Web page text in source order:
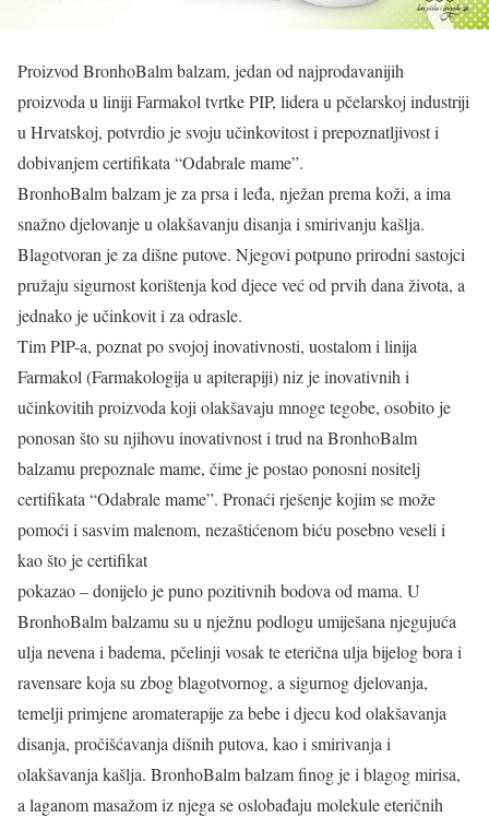
Proizvod BronhoBalm balzam, jedan od najprodavanijih
proizvoda u liniji Farmakol tvrtke PIP, lidera u pčelarskoj industriji
u Hrvatskoj, potvrdio je svoju učinkovitost i prepoznatljivost i
dobivanjem certifikata “Odabrale mame”.
BronhoBalm balzam je za prsa i leđa, nježan prema koži, a ima
snažno djelovanje u olakšavanju disanja i smirivanju kašlja.
Blagotvoran je za dišne putove. Njegovi potpuno prirodni sastojci
pružaju sigurnost korištenja kod djece već od prvih dana života, a
jednako je učinkovit i za odrasle.
Tim PIP-a, poznat po svojoj inovativnosti, uostalom i linija
Farmakol (Farmakologija u apiterapiji) niz je inovativnih i
učinkovitih proizvoda koji olakšavaju mnoge tegobe, osobito je
ponosan što su njihovu inovativnost i trud na BronhoBalm
balzamu prepoznale mame, čime je postao ponosni nositelj
certifikata “Odabrale mame”. Pronaći rješenje kojim se može
pomoći i sasvim malenom, nezaštićenom biću posebno veseli i
kao što je certifikat
pokazao – donijelo je puno pozitivnih bodova od mama. U
BronhoBalm balzamu su u nježnu podlogu umiješana njegujuća
ulja nevena i badema, pčelinji vosak te eterična ulja bijelog bora i
ravensare koja su zbog blagotvornog, a sigurnog djelovanja,
temelji primjene aromaterapije za bebe i djecu kod olakšavanja
disanja, pročišćavanja dišnih putova, kao i smirivanja i
olakšavanja kašlja. BronhoBalm balzam finog je i blagog mirisa,
a laganom masažom iz njega se oslobađaju molekule eteričnih